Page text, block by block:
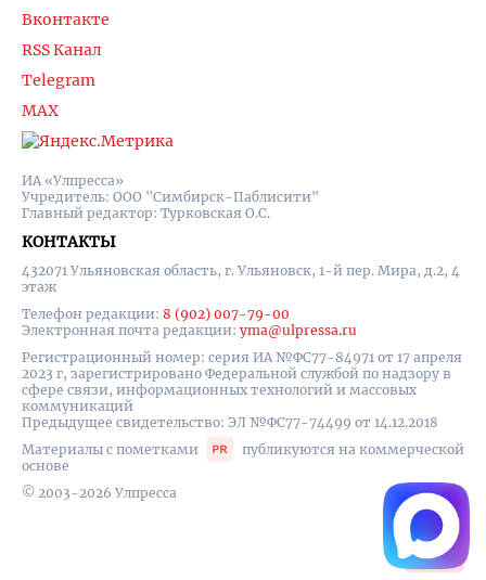
ИА «Улпресса»
Учредитель: ООО "Симбирск-Паблисити"
Главный редактор: Турковская О.С.
КОНТАКТЫ
432071 Ульяновская область, г. Ульяновск, 1-й пер. Мира, д.2, 4
этаж
Телефон редакции: 8 (902) 007-79-00
Электронная почта редакции: yma@ulpressa.ru
Регистрационный номер: серия ИА №ФС77-84971 от 17 апреля
2023 г, зарегистрировано Федеральной службой по надзору в
сфере связи, информационных технологий и массовых
коммуникаций
Предыдущее свидетельство: ЭЛ №ФС77-74499 от 14.12.2018
Материалы с пометками
публикуются на коммерческой
основе
© 2003-2026 Улпресса
Вконтакте
RSS Канал
Telegram
MAX